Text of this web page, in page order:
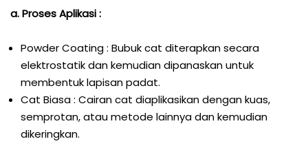
a. Proses Aplikasi :
Powder Coating : Bubuk cat diterapkan secara
elektrostatik dan kemudian dipanaskan untuk
membentuk lapisan padat.
Cat Biasa : Cairan cat diaplikasikan dengan kuas,
semprotan, atau metode lainnya dan kemudian
dikeringkan.